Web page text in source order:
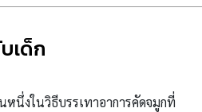
เด็ก
นึ่งในวิธีบรรเทาอาการคัดจมูกที่